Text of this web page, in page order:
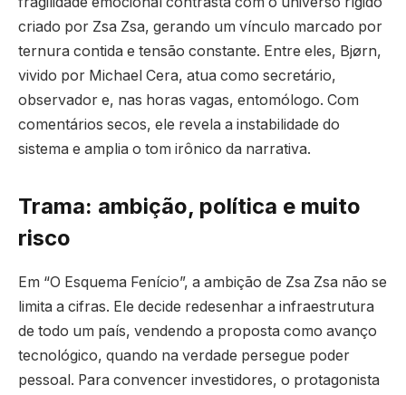
criado por Zsa Zsa, gerando um vínculo marcado por
ternura contida e tensão constante. Entre eles, Bjørn,
vivido por Michael Cera, atua como secretário,
observador e, nas horas vagas, entomólogo. Com
comentários secos, ele revela a instabilidade do
sistema e amplia o tom irônico da narrativa.
Trama: ambição, política e muito
risco
Em “O Esquema Fenício”, a ambição de Zsa Zsa não se
limita a cifras. Ele decide redesenhar a infraestrutura
de todo um país, vendendo a proposta como avanço
tecnológico, quando na verdade persegue poder
pessoal. Para convencer investidores, o protagonista